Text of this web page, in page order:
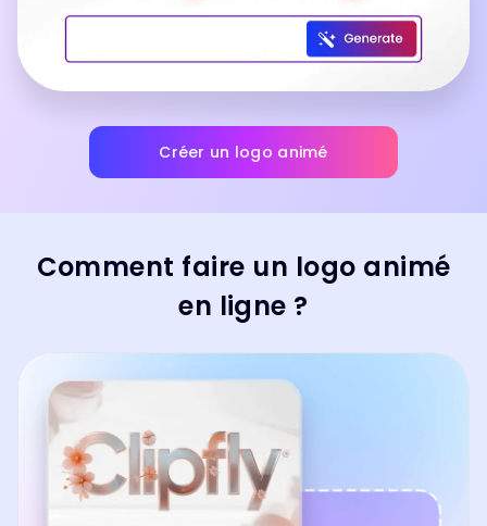
Créer un logo animé
Comment faire un logo animé
en ligne ?